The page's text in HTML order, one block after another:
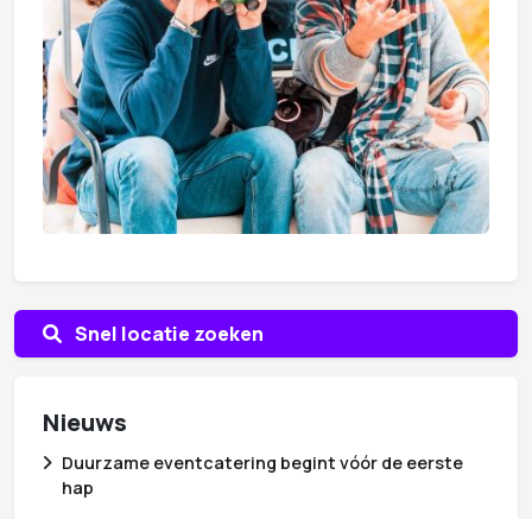
Snel locatie zoeken
Nieuws
Duurzame eventcatering begint vóór de eerste
hap